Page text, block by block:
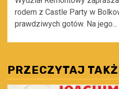
rodem z Castle Party w
prawdziwych gotów. Na jego...
PRZECZYTAJ